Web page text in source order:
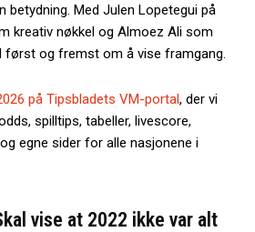
betydning. Med Julen Lopetegui på
kreativ nøkkel og Almoez Ali som
først og fremst om å vise framgang.
på Tipsbladets VM-portal, der vi
spilltips, tabeller, livescore,
egne sider for alle nasjonene i
vise at 2022 ikke var alt